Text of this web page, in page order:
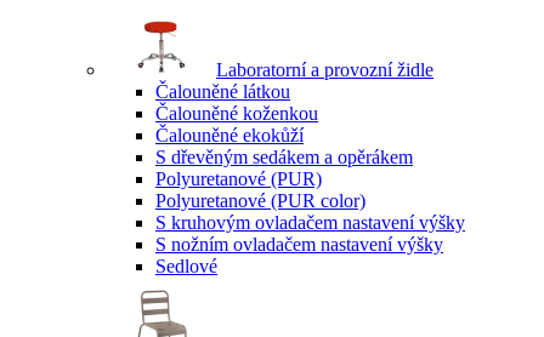
Laboratorní a provozní židle
Čalouněné látkou
Čalouněné koženkou
Čalouněné ekokůží
S dřevěným sedákem a opěrákem
Polyuretanové (PUR)
Polyuretanové (PUR color)
S kruhovým ovladačem nastavení výšky
S nožním ovladačem nastavení výšky
Sedlové